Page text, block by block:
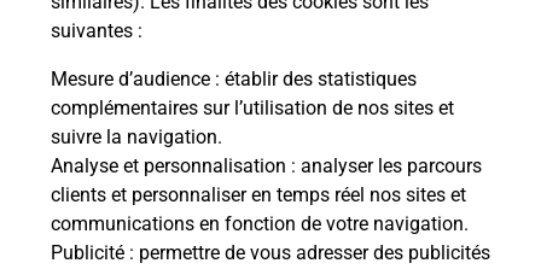
suivantes :
Mesure d’audience : établir des statistiques
complémentaires sur l’utilisation de nos sites et
suivre la navigation.
Analyse et personnalisation : analyser les parcours
clients et personnaliser en temps réel nos sites et
communications en fonction de votre navigation.
Publicité : permettre de vous adresser des publicités
Envoyer un colis
Vous souhaitez envoyer un colis depuis : BLANGY